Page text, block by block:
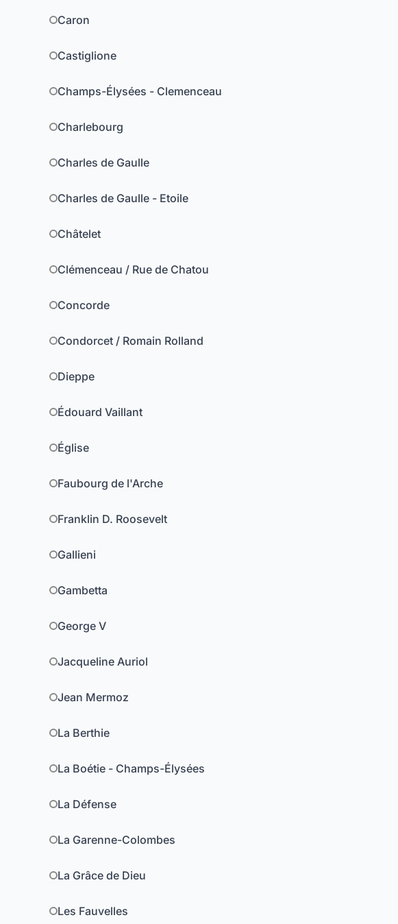
Caron
Castiglione
Champs-Élysées - Clemenceau
Charlebourg
Charles de Gaulle
Charles de Gaulle - Etoile
Châtelet
Clémenceau / Rue de Chatou
Concorde
Condorcet / Romain Rolland
Dieppe
Édouard Vaillant
Église
Faubourg de l'Arche
Franklin D. Roosevelt
Gallieni
Gambetta
George V
Jacqueline Auriol
Jean Mermoz
La Berthie
La Boétie - Champs-Élysées
La Défense
La Garenne-Colombes
La Grâce de Dieu
Les Fauvelles